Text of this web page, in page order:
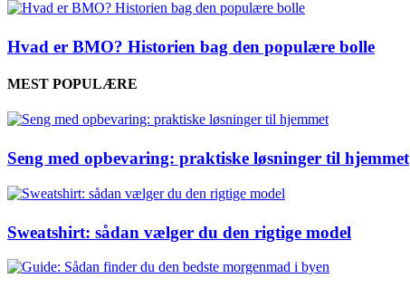
Hvad er BMO? Historien bag den populære bolle
MEST POPULÆRE
Seng med opbevaring: praktiske løsninger til hjemmet
Sweatshirt: sådan vælger du den rigtige model